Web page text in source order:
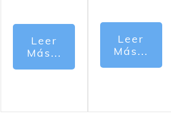
Leer
Más...
Leer
Más...